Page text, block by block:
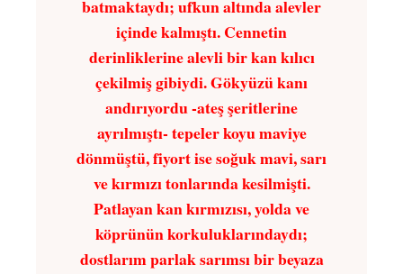
batmaktaydı; ufkun altında alevler
içinde kalmıştı. Cennetin
derinliklerine alevli bir kan kılıcı
çekilmiş gibiydi. Gökyüzü kanı
andırıyordu -ateş şeritlerine
ayrılmıştı- tepeler koyu maviye
dönmüştü, fiyort ise soğuk mavi, sarı
ve kırmızı tonlarında kesilmişti.
Patlayan kan kırmızısı, yolda ve
köprünün korkuluklarındaydı;
dostlarım parlak sarımsı bir beyaza